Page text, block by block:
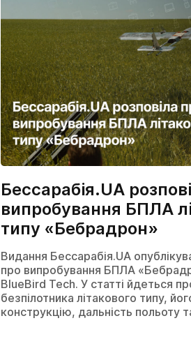
Бессарабія.UA
випробування БПЛА
типу «Бебрадрон»
Видання Бессарабія.UA
про випробування БПЛА
BlueBird Tech. У статті йдеться
безпілотника літакового типу,
конструкцію, дальність польоту